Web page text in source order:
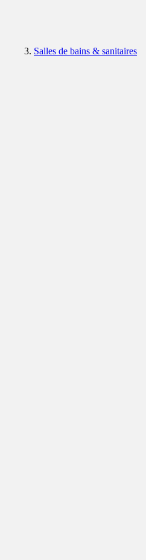
Salles de bains & sanitaires